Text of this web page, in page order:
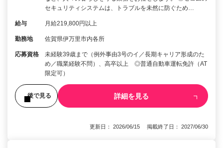
セキュリティシステムは、トラブルを未然に防ぐため…
給与 月給219,800円以上
勤務地 佐賀県伊万里市内各所
応募資格
未経験39歳まで（例外事由3号のイ／長期キャリア形成のた
め／職業経験不問）、高卒以上 ◎普通自動車運転免許（AT
限定可）
後で見る 詳細を見る
更新日： 2026/06/15 掲載終了日： 2027/06/30